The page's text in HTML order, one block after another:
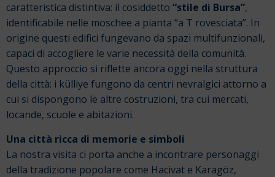
caratteristica distintiva: il cosiddetto “stile di Bursa”,
identificabile nelle moschee a pianta “a T rovesciata”. In
origine questi edifici fungevano da spazi multifunzionali,
capaci di accogliere le varie necessità della comunità.
Questo approccio si riflette ancora oggi nella struttura
della città: i külliye fungono da centri nevralgici attorno a
cui si dispongono le altre costruzioni, tra cui mercati,
locande, scuole e abitazioni.
Una città ricca di memorie e simboli
La nostra visita ci porta anche a incontrare personaggi
della tradizione popolare come Hacivat e Karagöz,